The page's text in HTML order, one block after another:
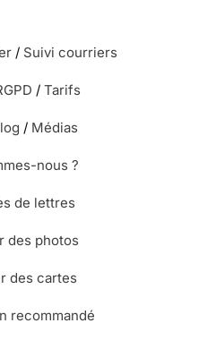
/ Suivi courriers
/ Tarifs
/ Médias
nous ?
de lettres
des photos
des cartes
recommandé